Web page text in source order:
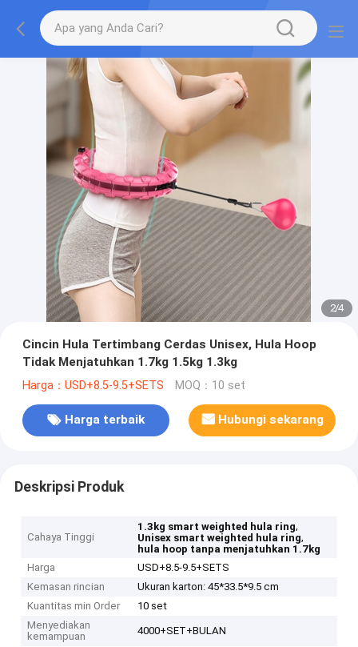
2/4
Cincin Hula Tertimbang Cerdas Unisex, Hula Hoop
Tidak Menjatuhkan 1.7kg 1.5kg 1.3kg
Harga：USD+8.5-9.5+SETS MOQ：10 set
Harga terbaik Hubungi sekarang
Deskripsi Produk
Cahaya Tinggi
1.3kg smart weighted hula ring,
Unisex smart weighted hula ring,
hula hoop tanpa menjatuhkan 1.7kg
Harga
USD+8.5-9.5+SETS
Kemasan rincian
Ukuran karton: 45*33.5*9.5 cm
Kuantitas min Order
10 set
Menyediakan
kemampuan
4000+SET+BULAN